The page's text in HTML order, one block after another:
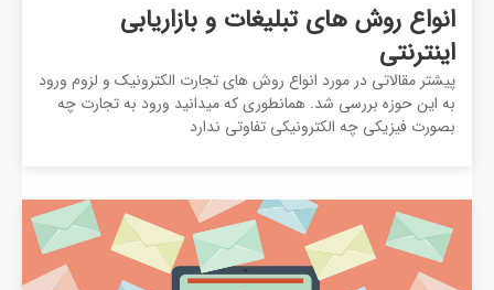
انواع روش های تبلیغات و بازاریابی
اینترنتی
پیشتر مقالاتی در مورد انواع روش های تجارت الکترونیک و لزوم ورود
به این حوزه بررسی شد. همانطوری که میدانید ورود به تجارت چه
بصورت فیزیکی چه الکترونیکی تفاوتی ندارد